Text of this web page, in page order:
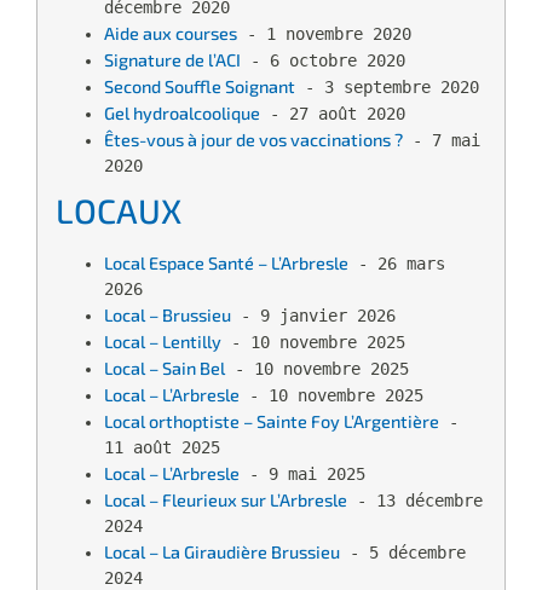
décembre 2020
Aide aux courses - 1 novembre 2020
Signature de l’ACI - 6 octobre 2020
Second Souffle Soignant - 3 septembre 2020
Gel hydroalcoolique - 27 août 2020
Êtes-vous à jour de vos vaccinations ? - 7 mai
2020
LOCAUX
Local Espace Santé – L’Arbresle - 26 mars
2026
Local – Brussieu - 9 janvier 2026
Local – Lentilly - 10 novembre 2025
Local – Sain Bel - 10 novembre 2025
Local – L’Arbresle - 10 novembre 2025
Local orthoptiste – Sainte Foy L’Argentière -
11 août 2025
Local – L’Arbresle - 9 mai 2025
Local – Fleurieux sur L’Arbresle - 13 décembre
2024
Local – La Giraudière Brussieu - 5 décembre
2024